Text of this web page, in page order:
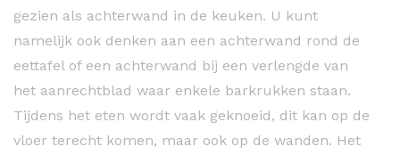
gezien als achterwand in de keuken. U kunt
namelijk ook denken aan een achterwand rond de
eettafel of een achterwand bij een verlengde van
het aanrechtblad waar enkele barkrukken staan.
Tijdens het eten wordt vaak geknoeid, dit kan op de
vloer terecht komen, maar ook op de wanden. Het